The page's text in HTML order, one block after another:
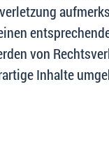
von
Inhalte